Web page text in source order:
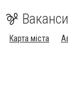
Карта міста